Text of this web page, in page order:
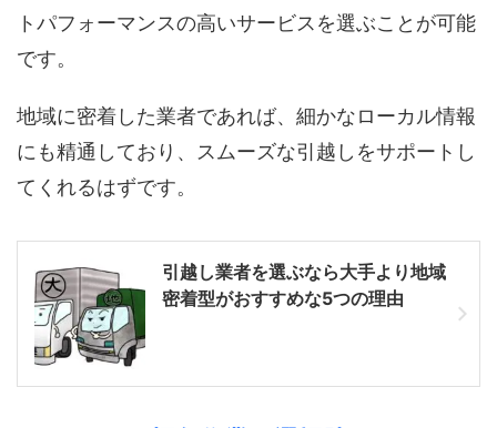
トパフォーマンスの高いサービスを選ぶことが可能
です。
地域に密着した業者であれば、細かなローカル情報
にも精通しており、スムーズな引越しをサポートし
てくれるはずです。
引越し業者を選ぶなら大手より地域
密着型がおすすめな5つの理由